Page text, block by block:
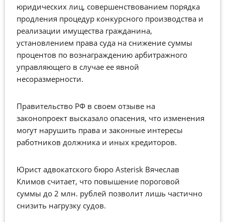
юридических лиц, совершенствованием порядка
продления процедур конкурсного производства и
реализации имущества гражданина,
установлением права суда на снижение суммы
процентов по вознаграждению арбитражного
управляющего в случае ее явной
несоразмерности.
Правительство РФ в своем отзыве на
законопроект высказало опасения, что изменения
могут нарушить права и законные интересы
работников должника и иных кредиторов.
Юрист адвокатского бюро Asterisk Вячеслав
Климов считает, что повышение пороговой
суммы до 2 млн. рублей позволит лишь частично
снизить нагрузку судов.